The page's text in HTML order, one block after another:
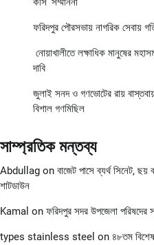
ফরিদপুর পৌরসভায় নাগরিক সেবায়
নোয়াখালীতে লক্ষাধিক মানুষের
দাবি
জুলাই সনদ ও গণভোটের রায়
বিশাল গণমিছিল
সাম্প্রতিক মন্তব্য
Abdullagon বাজেট পাসে ব্যর্থ সিনেট,
শাটডাউন
Kamal on ফরিদপুর সদর উপজেলা পরিষদের
types stainless steel on ৪৮তম